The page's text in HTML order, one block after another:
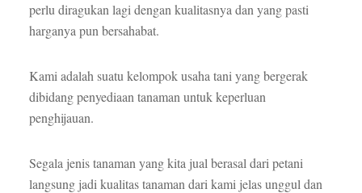
perlu diragukan lagi dengan kualitasnya dan yang pasti
harganya pun bersahabat.
Kami adalah suatu kelompok usaha tani yang bergerak
dibidang penyediaan tanaman untuk keperluan
penghijauan.
Segala jenis tanaman yang kita jual berasal dari petani
langsung jadi kualitas tanaman dari kami jelas unggul dan